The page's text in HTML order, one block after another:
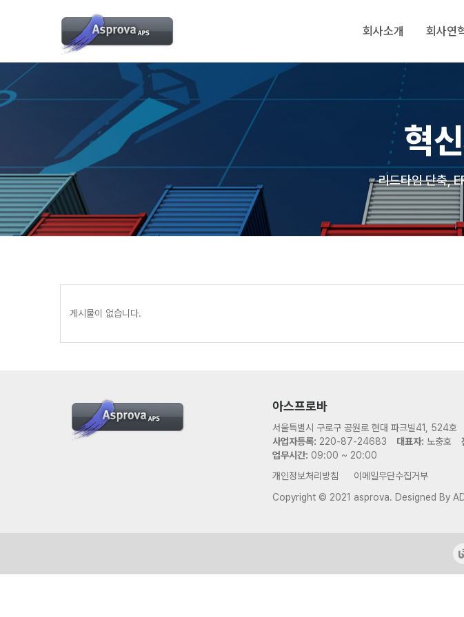
회사소개 회사연
혁
리드타임 단축,
게시물이 없습니다.
아스프로바
서울특별시 구로구 공원로 현대 파크빌41, 524호
사업자등록: 220-87-24683 대표자: 노충호
업무시간: 09:00 ~ 20:00
개인정보처리방침
이메일무단수집거부
Copyright © 2021 asprova. Designed By